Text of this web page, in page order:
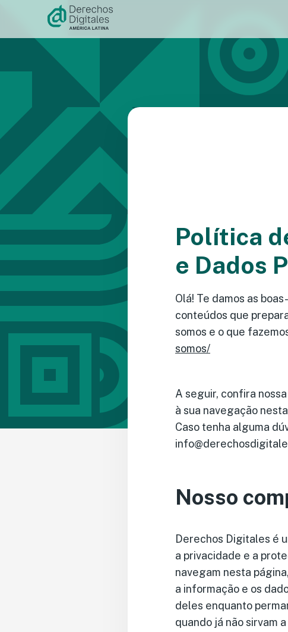
conteúdo
Política
e Dados
Olá! Te damos as
conteúdos que
somos e o que
somos/
A seguir, confira
à sua navegação
Caso tenha alguma
Nosso
Derechos Digitales é
a privacidade e a
navegam nesta
a informação e os
deles enquanto
quando já não sirvam